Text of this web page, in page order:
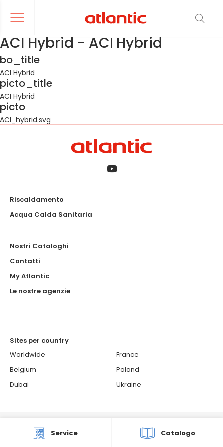
Ouvrir le menu de navigation
Service Catalogo
le menu de navigation
ACI Hybrid - ACI Hybrid
bo_title
ACI Hybrid
picto_title
ACI Hybrid
picto
ACI_hybrid.svg
Riscaldamento
Acqua Calda Sanitaria
Nostri Cataloghi
Contatti
My Atlantic
Le nostre agenzie
Sites per country
Worldwide
Belgium
Dubai
France
Poland
Ukraine
Groupe Atlantic Cookie Policy
Politica di riservatezza e di